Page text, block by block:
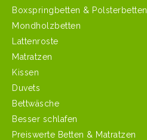
Boxspringbetten & Polsterbetten
Mondholzbetten
Lattenroste
Matratzen
Kissen
Duvets
Bettwäsche
Besser schlafen
Preiswerte Betten & Matratzen